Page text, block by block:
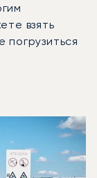
взять
погрузиться